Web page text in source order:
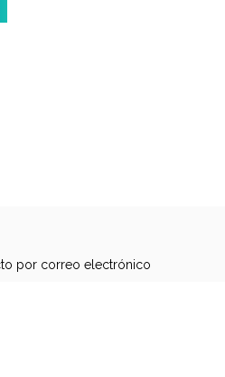
por correo electrónico